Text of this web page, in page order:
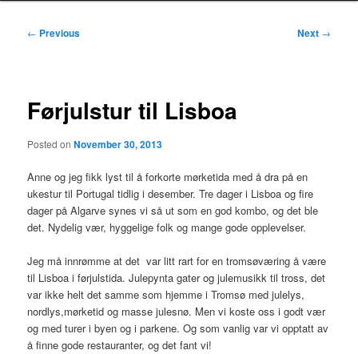
Post
← Previous Next →
Førjulstur til Lisboa
Posted onNovember 30, 2013
Anne og jeg fikk lyst til å forkorte mørketida med å dra på en
ukestur til Portugal tidlig i desember. Tre dager i Lisboa og fire
dager på Algarve synes vi så ut som en god kombo, og det ble
det. Nydelig vær, hyggelige folk og mange gode opplevelser.
Jeg må innrømme at det var litt rart for en tromsøværing å være
til Lisboa i førjulstida. Julepynta gater og julemusikk til tross, det
var ikke helt det samme som hjemme i Tromsø med julelys,
nordlys,mørketid og masse julesnø. Men vi koste oss i godt vær
og med turer i byen og i parkene. Og som vanlig var vi opptatt av
å finne gode restauranter, og det fant vi!